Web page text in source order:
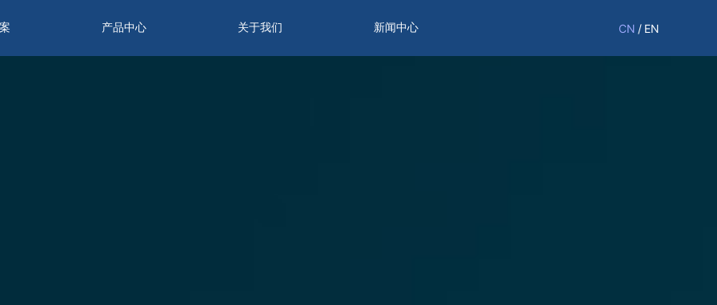
产品中心 关于我们 新闻中心 CN / EN